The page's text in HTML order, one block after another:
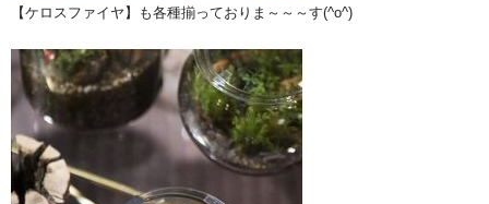
【ケロスファイヤ】も各種揃っておりま～～～す(^o^)